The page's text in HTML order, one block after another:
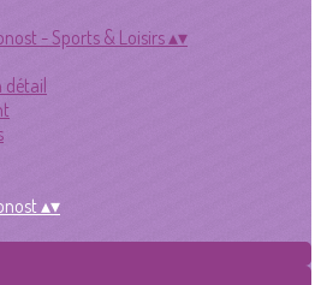
- Sports & Loisirs▴▾
détail
▴▾